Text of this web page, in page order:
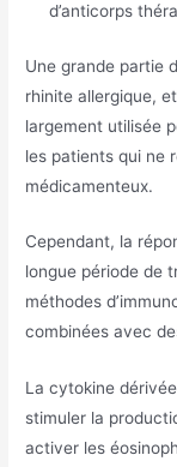
d’anticorps
Une grande partie
rhinite allergique,
largement utilisée
les patients qui ne
médicamenteux.
Cependant, la
longue période de
méthodes
combinées avec
La cytokine
stimuler la
activer les